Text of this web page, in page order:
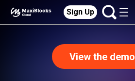
Sign Up
View the demo